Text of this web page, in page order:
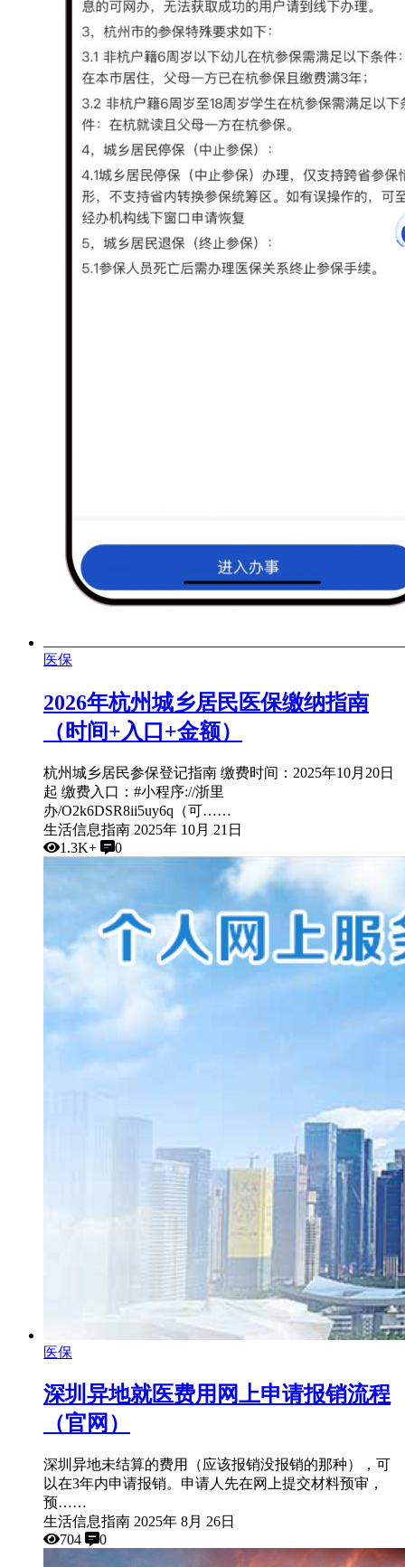
医保
2026年杭州城乡居民医保缴纳指南
（时间+入口+金额）
杭州城乡居民参保登记指南 缴费时间：2025年10月20日
起 缴费入口：#小程序://浙里
办/O2k6DSR8ii5uy6q（可……
生活信息指南 2025年 10月 21日
1.3K+
0
医保
深圳异地就医费用网上申请报销流程
（官网）
深圳异地未结算的费用（应该报销没报销的那种），可
以在3年内申请报销。申请人先在网上提交材料预审，
预……
生活信息指南 2025年 8月 26日
704
0